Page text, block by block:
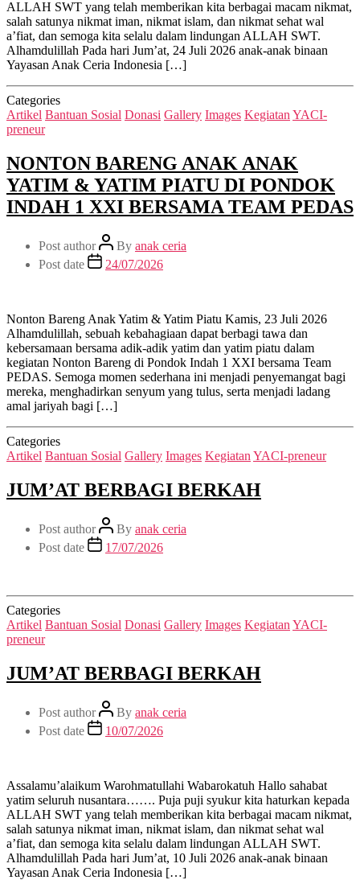
ALLAH SWT yang telah memberikan kita berbagai macam nikmat,
salah satunya nikmat iman, nikmat islam, dan nikmat sehat wal
a’fiat, dan semoga kita selalu dalam lindungan ALLAH SWT.
Alhamdulillah Pada hari Jum’at, 24 Juli 2026 anak-anak binaan
Yayasan Anak Ceria Indonesia […]
Categories
Artikel Bantuan Sosial Donasi Gallery Images Kegiatan YACI-
preneur
NONTON BARENG ANAK ANAK
YATIM & YATIM PIATU DI PONDOK
INDAH 1 XXI BERSAMA TEAM PEDAS
Post author By anak ceria
Post date
24/07/2026
Nonton Bareng Anak Yatim & Yatim Piatu Kamis, 23 Juli 2026
Alhamdulillah, sebuah kebahagiaan dapat berbagi tawa dan
kebersamaan bersama adik-adik yatim dan yatim piatu dalam
kegiatan Nonton Bareng di Pondok Indah 1 XXI bersama Team
PEDAS. Semoga momen sederhana ini menjadi penyemangat bagi
mereka, menghadirkan senyum yang tulus, serta menjadi ladang
amal jariyah bagi […]
Categories
Artikel Bantuan Sosial Gallery Images Kegiatan YACI-preneur
JUM’AT BERBAGI BERKAH
Post author By anak ceria
Post date
17/07/2026
Categories
Artikel Bantuan Sosial Donasi Gallery Images Kegiatan YACI-
preneur
JUM’AT BERBAGI BERKAH
Post author By anak ceria
Post date
10/07/2026
Assalamu’alaikum Warohmatullahi Wabarokatuh Hallo sahabat
yatim seluruh nusantara……. Puja puji syukur kita haturkan kepada
ALLAH SWT yang telah memberikan kita berbagai macam nikmat,
salah satunya nikmat iman, nikmat islam, dan nikmat sehat wal
a’fiat, dan semoga kita selalu dalam lindungan ALLAH SWT.
Alhamdulillah Pada hari Jum’at, 10 Juli 2026 anak-anak binaan
Yayasan Anak Ceria Indonesia […]